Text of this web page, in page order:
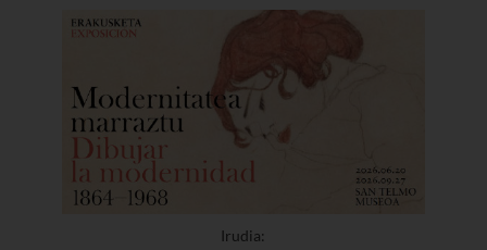
Irudia: